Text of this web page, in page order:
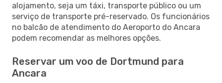
alojamento, seja um táxi, transporte público ou um
serviço de transporte pré-reservado. Os funcionários
no balcão de atendimento do Aeroporto do Ancara
podem recomendar as melhores opções.
Reservar um voo de Dortmund para
Ancara